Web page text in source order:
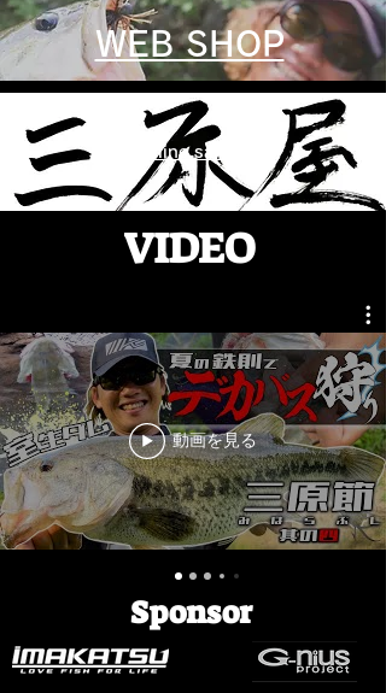
​​WEB SHOP
​VIDEO
​​Sponsor
Online salon ​
動画を見る